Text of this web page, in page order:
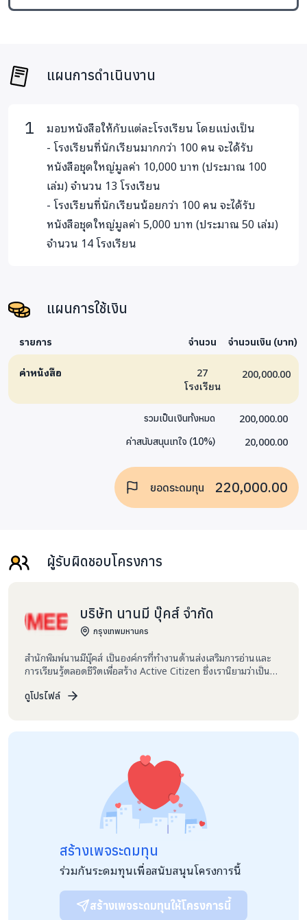
รงเรียนบ้านเมืองนาซำ
เล่าว่า
โรงเรียนของเราอยู่ห่างไกลจากตัวจังหวัดเกือบ 100 กิโลเมตร เมื่อ
4 ปีก่อนมีนักเรียนเพียง 40 คน ส่วนใหญ่เป็นนักเรียนขาดโอกาส
อ่านออกเขียนได้น้อย เมื่อสอบแข่งขันก็อยู่ในเกณฑ์ต่ำปี 2560ได้
ส่งเสริมการอ่านและความรู้ จนโรงเรียนมีคุณภาพมากขึ้น
ทำให้มีนักเรียนเพิ่มมากขึ้นเป็น 93 คน ทำให้หนังสือไม่เพียงพอต่อ
โรงเรียนจึงต้องการหนังสือมากขึ้น เราตั้งใจจัดกิจกรรม“วางทุก
เพื่อให้เด็กๆ ได้อ่านหนังสือทุกวัน
โรงเรียนบ้านดงมอน จ.มุกดาหาร
บอกเล่าความฝันว่า
ปกครองฟัง เพื่อจะเป็นการให้ผู้ปกครองมองเห็นความสำคัญของ
เด็กมากยิ่งขึ้น เพราะเราเชื่อว่า “พื้นฐานของความสำเร็จของนักเรียน
สามารถเปลี่ยนชีวิตคนหลายคนได้”
โรงเรียนบ้านดงมอน จ.มุกดาหาร
โรงเรียนบ้านวังตะกู จ.ชัยภูมิ
โรงเรียนชุมชนบ้านโนนสาวเอ้ จ.สระแก้ว
โรงเรียนบ้านโนนจำปา จ.บึงกาฬ
โรงเรียนบ้านบาก จ.สกลนคร
โรงเรียนบ้านเมืองนาซำ จ.อุดรธานี
โรงเรียนบ้านน้ำสวยมิตรภาพที่ 19 จ.หนองคาย
โรงเรียนหนองอ้อวิทยาคม จ.นครราชสีมา
โรงเรียนบ้านเสาหงส์ จ.กาญจนบุรี
โรงเรียนวัดสุนทรพิชิตาราม จ.นครนายก
แผนการดำเนินงาน
มอบหนังสือให้กับแต่ละโรงเรียน โดยแบ่งเป็น
- โรงเรียนที่นักเรียนมากกว่า 100 คน จะได้รับ
หนังสือชุดใหญ่มูลค่า 10,000 บาท (ประมาณ 100
เล่ม) จำนวน 13 โรงเรียน
- โรงเรียนที่นักเรียนน้อยกว่า 100 คน จะได้รับ
หนังสือชุดใหญ่มูลค่า 5,000 บาท (ประมาณ 50 เล่ม)
จำนวน 14 โรงเรียน
แผนการใช้เงิน
รายการ จำนวน จำนวนเงิน (บาท)
ค่าหนังสือ
27
โรงเรียน
200,000.00
รวมเป็นเงินทั้งหมด 200,000.00
ค่าสนับสนุนเทใจ (10%) 20,000.00
ยอดระดมทุน 220,000.00
ผู้รับผิดชอบโครงการ
บริษัท นานมี บุ๊คส์ จำกัด
กรุงเทพมหานคร
สำนักพิมพ์นานมีบุ๊คส์ เป็นองค์กรที่ทำงานด้านส่งเสริมการอ่านและ
การเรียนรู้ตลอดชีวิตเพื่อสร้าง Active Citizen ซึ่งเรานิยามว่าเป็นคน
ด้วย เพื่อเปิดโอกาสให้ทุกคนมีส่วนร่วมในการขับเคลื่อนการศึกษา
วัย มีหนังสือหลากหลายจากทั่วโลก ทั้งหนังสือเล่มและ ebook เราจึง
เชื่อมั่นว่าเครื่องมือที่ดีที่สุดในการเสริมสร้างความรู้และพัฒนา
ศักยภาพอย่างยังยืนคือหนังสือ นานมีบุ๊คส์เป็นส่วนหนึ่งในการเป็นก
ระบอกเสียงมอบหนังสือให้กับเด็กๆในโรงเรียนที่ขาดแคลนและห่าง
ไกล ทางสำนักพิมพ์จึงได้จัดทำโครงการ CSR ชื่อ “โครงการมอบ
อนาคต มอบหนังสือ” เป็นโครงการมอบโอกาสในการเรียนรู้ให้เด็ก
ความรู้ สติปัญญา หนังสือเป็นเครื่องมือทางการศึกษาที่สำคัญที่ทุก
คนสามารถเข้าถึงความรู้ เชื่อว่าอ่านหนังสือเป็นปัจจัยสำคัญในการ
พัฒนาความรู้ที่มีคุณภาพ โดยเฉพาะในโรงเรียนด้อยโอกาส นานมี
บุ๊คส์ร่วมกับเทใจ ขอเชิญชวนทุกคนร่วมมอบโอกาสในการเรียนรู้ให้
กับเด็กนักเรียน ด้วยการมอบหนังสือใหม่ หนังสือดีที่เหมาะกับวัย
ดูโปรไฟล์
สร้างเพจระดมทุน
ร่วมกันระดมทุนเพื่อสนับสนุนโครงการนี้
สร้างเพจระดมทุนให้โครงการนี้